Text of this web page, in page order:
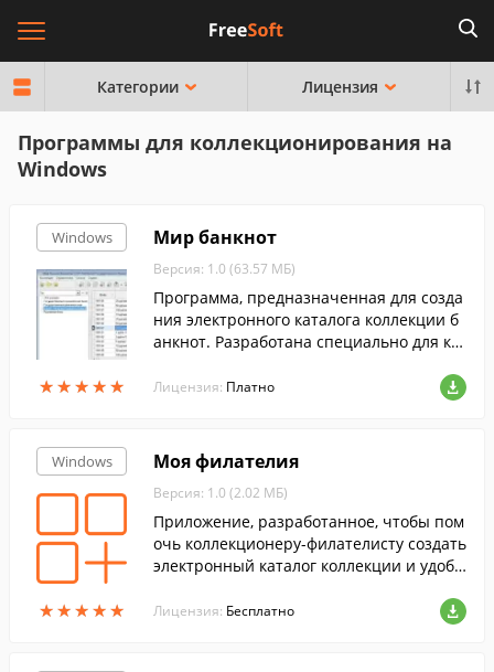
Категории Лицензия
Программы для коллекционирования на
Windows
Windows
★★★★★
★★★★★
Мир банкнот
Версия: 1.0 (63.57 МБ)
Программа, предназначенная для созда
ния электронного каталога коллекции б
анкнот. Разработана специально для ко
кой программы Вы получаете каталог ба
Лицензия: Платно
Windows
★★★★★
★★★★★
Моя филателия
Версия: 1.0 (2.02 МБ)
Приложение, разработанное, чтобы пом
очь коллекционеру-филателисту создать
электронный каталог коллекции и удобн
Лицензия: Бесплатно